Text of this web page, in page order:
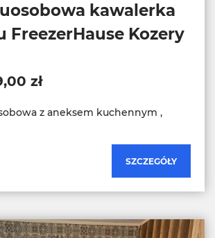
kawalerka
FreezerHause Kozery
zł
z aneksem kuchennym ,
SZCZEGÓŁY